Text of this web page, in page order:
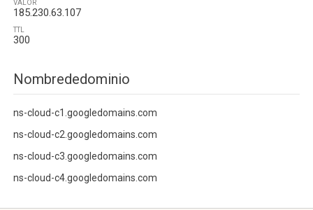
VALOR
185.230.63.107
TTL
300
Nombrededominio
ns-cloud-c1.googledomains.com
ns-cloud-c2.googledomains.com
ns-cloud-c3.googledomains.com
ns-cloud-c4.googledomains.com